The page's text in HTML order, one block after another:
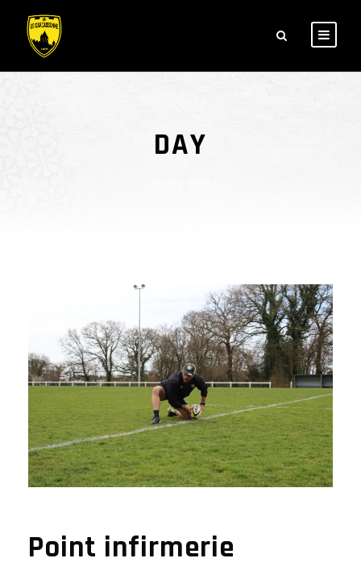
DAY
Point infirmerie